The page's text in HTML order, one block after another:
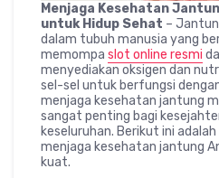
Menjaga Kesehatan
untuk Hidup Sehat –
dalam tubuh manusia yang
memompa slot online resmi
menyediakan oksigen dan
sel-sel untuk berfungsi
menjaga kesehatan jantung
sangat penting bagi
keseluruhan. Berikut ini
menjaga kesehatan jantung
kuat.